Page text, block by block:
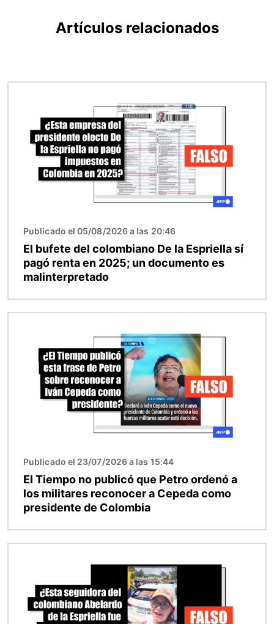
Artículos relacionados
Publicado el 05/08/2026 a las 20:46
El bufete del colombiano De la Espriella sí
pagó renta en 2025; un documento es
malinterpretado
Publicado el 23/07/2026 a las 15:44
El Tiempo no publicó que Petro ordenó a
los militares reconocer a Cepeda como
presidente de Colombia